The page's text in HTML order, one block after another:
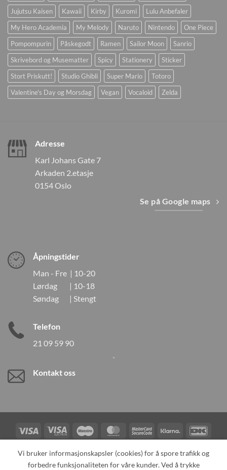
Jujutsu Kaisen
Kawaii Kirby Kuromi
Lulu Anbefaler
My Hero Academia
My Melody Naruto Nintendo
One Piece
Pompompurin
Påskegodt Ramen Sailor Moon
Sanrio
Skrivebord og Musematter
Spicy Stationery
Sticker
Stort Priskutt!
Studio Ghibli Super Mario
Totoro
Valentine's Day og Morsdag
Vegan Vocaloid Zelda
Adresse
Karl Johans Gate 7
Arkaden 2.etasje
0154 Oslo
Se på Google maps
Åpningstider
Man - Fre | 10-20
Lørdag | 10-18
Søndag | Stengt
Telefon
21 09 59 90
Kontakt oss
Visa
Visa
Electron
Maestro MasterCardMasterCard
2
Klarna
Card
TILBAKEKALLINGER KONTAKT OSS OM OSS
Vi bruker informasjonskapsler (cookies) for å spore trafikk og
forbedre funksjonaliteten for våre kunder. Ved å trykke